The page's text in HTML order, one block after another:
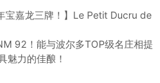
宝嘉龙三牌！】Le Petit Ducru de
92！能与波尔多TOP级名庄相提
魅力的佳酿！